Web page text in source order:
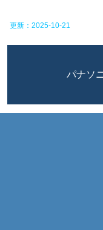
更新：2025-10-21
パナソ